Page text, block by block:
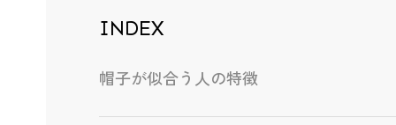
INDEX
帽子が似合う人の特徴